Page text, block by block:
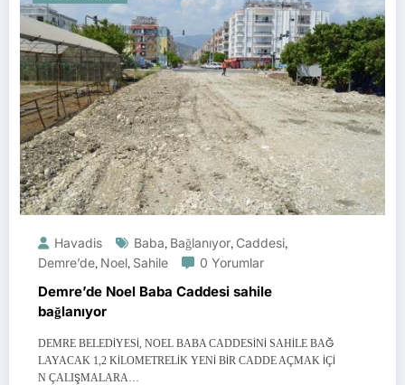
Havadis Baba, Bağlanıyor, Caddesi,
Demre’de, Noel, Sahile 0 Yorumlar
Demre’de Noel Baba Caddesi sahile
bağlanıyor
DEMRE BELEDİYESİ, NOEL BABA CADDESİNİ SAHİLE BAĞ
LAYACAK 1,2 KİLOMETRELİK YENİ BİR CADDE AÇMAK İÇİ
N ÇALIŞMALARA…